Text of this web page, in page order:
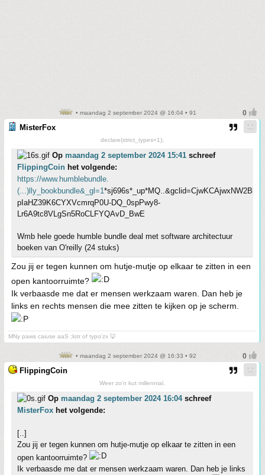
• maandag 2 september 2024 @ 16:04 • 91
MisterFox
declare(strict_types=1);
Op maandag 2 september 2024 15:41 schreef
FlippingCoin het volgende:
https://www.humblebundle.
(...)lly_bookbundle&_gl=1
pIaHZ39K6CYXVcmrqP0U-DQ_0spPwy8-
Lr6A9tc8VLgSn5RoCLFYQAvD_BwE
Wmb hele goede humble bundle deal met software architectuur
boeken van O'reilly (24 stuks)
Zou jij er tegen kunnen om hutje-mutje op elkaar te zitten in een
open kantoorruimte?
Ik verbaasde me dat er mensen werkzaam waren. Dan heb je
links en rechts mensen die mee zitten te kijken op je scherm.
MNy paws caiuse aaS ;lotr of typo'zx 🦊
• maandag 2 september 2024 @ 16:33 • 92
FlippingCoin
Weer zo'n kut millennial.
Op maandag 2 september 2024 16:04schreef
MisterFox het volgende:
[..]
Zou jij er tegen kunnen om hutje-mutje op elkaar te zitten in een
open kantoorruimte?
Ik verbaasde me dat er mensen werkzaam waren. Dan heb je links